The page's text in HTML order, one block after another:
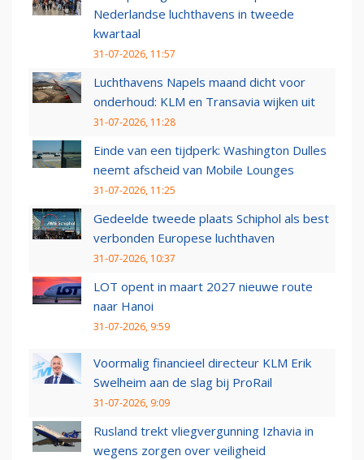
Nederlandse luchthavens in tweede
kwartaal
31-07-2026, 11:57
Luchthavens Napels maand dicht voor
onderhoud: KLM en Transavia wijken uit
31-07-2026, 11:28
Einde van een tijdperk: Washington Dulles
neemt afscheid van Mobile Lounges
31-07-2026, 11:25
Gedeelde tweede plaats Schiphol als best
verbonden Europese luchthaven
31-07-2026, 10:37
LOT opent in maart 2027 nieuwe route
naar Hanoi
31-07-2026, 9:59
Voormalig financieel directeur KLM Erik
Swelheim aan de slag bij ProRail
31-07-2026, 9:09
Rusland trekt vliegvergunning Izhavia in
wegens zorgen over veiligheid